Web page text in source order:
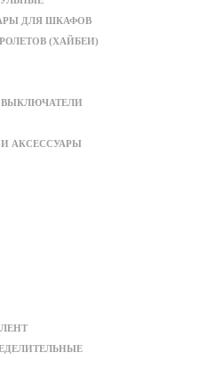
ДЛЯ ШКАФОВ
(ХАЙБЕИ)
АКСЕССУАРЫ